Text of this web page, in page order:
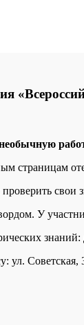
страницам
свои
У
ул. Советская,